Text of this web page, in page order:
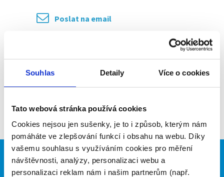
Souhlas Detaily Více o cookies
Tato webová stránka používá cookies
Cookies nejsou jen sušenky, je to i způsob, kterým nám
pomáháte ve zlepšování funkcí i obsahu na webu. Díky
vašemu souhlasu s využíváním cookies pro měření
návštěvnosti, analýzy, personalizaci webu a
personalizaci reklam nám i našim partnerům (např.
Poslat na email
Zpět
Brigádníci Firmy